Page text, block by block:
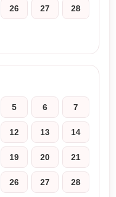
26 27 28
5 6 7
12 13 14
19 20 21
26 27 28